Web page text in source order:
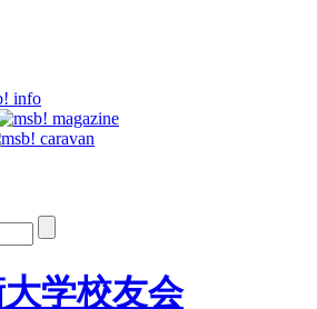
学校友会